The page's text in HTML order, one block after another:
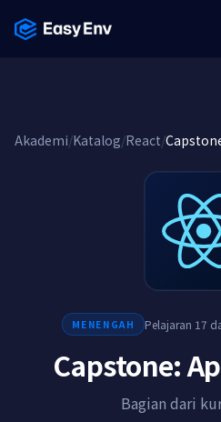
Akademi/Katalog/React/
MENENGAH Pelajaran 17
Capstone:
Bagian dari